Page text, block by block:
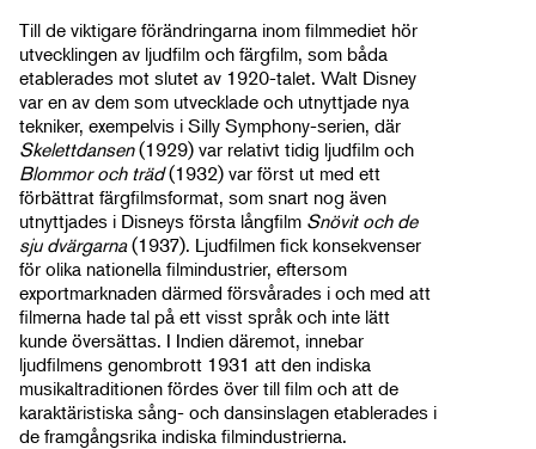
Till de viktigare förändringarna inom filmmediet hör
utvecklingen av ljudfilm och färgfilm, som båda
etablerades mot slutet av 1920-talet. Walt Disney
var en av dem som utvecklade och utnyttjade nya
tekniker, exempelvis i Silly Symphony-serien, där
Skelettdansen(1929) var relativt tidig ljudfilm och
Blommor och träd(1932) var först ut med ett
förbättrat färgfilmsformat, som snart nog även
utnyttjades i Disneys första långfilm Snövit och de
sju dvärgarna(1937). Ljudfilmen fick konsekvenser
för olika nationella filmindustrier, eftersom
exportmarknaden därmed försvårades i och med att
filmerna hade tal på ett visst språk och inte lätt
kunde översättas. I Indien däremot, innebar
ljudfilmens genombrott 1931 att den indiska
musikaltraditionen fördes över till film och att de
karaktäristiska sång- och dansinslagen etablerades i
de framgångsrika indiska filmindustrierna.